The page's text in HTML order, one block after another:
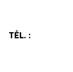
TÉL. :